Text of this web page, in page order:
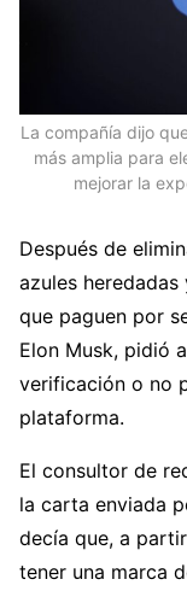
La compañía dijo
más amplia para
mejorar la
Después de
azules
que paguen por
Elon Musk, pidió
verificación o no
plataforma.
El consultor de
la carta enviada
decía que, a
tener una marca